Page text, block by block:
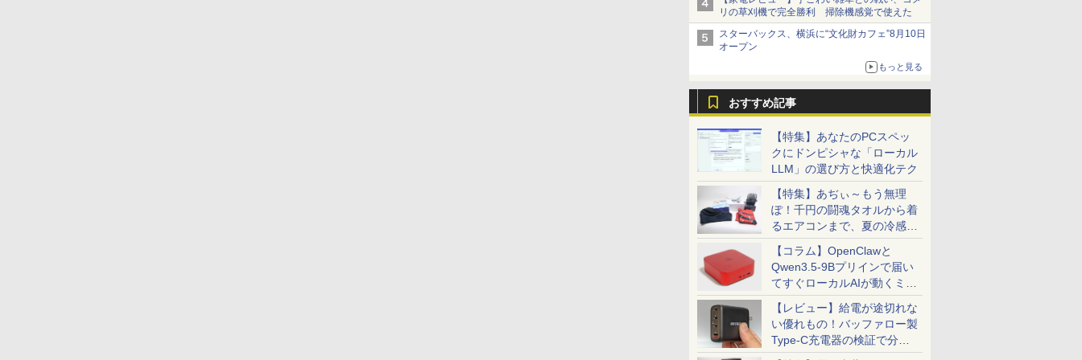
リの草刈機で完全勝利 掃除機感覚で使えた
スターバックス、横浜に“文化財カフェ”8月10日
オープン
もっと見る
おすすめ記事
【特集】あなたのPCスペッ
クにドンピシャな「ローカル
LLM」の選び方と快適化テク
【特集】あぢぃ～もう無理
ぽ！千円の闘魂タオルから着
るエアコンまで、夏の冷感グ
ッズ一挙紹介
【コラム】OpenClawと
Qwen3.5-9Bプリインで届い
てすぐローカルAIが動くミニ
PC「SER9 Pro」
【レビュー】給電が途切れな
い優れもの！バッファロー製
Type-C充電器の検証で分か
ったこと